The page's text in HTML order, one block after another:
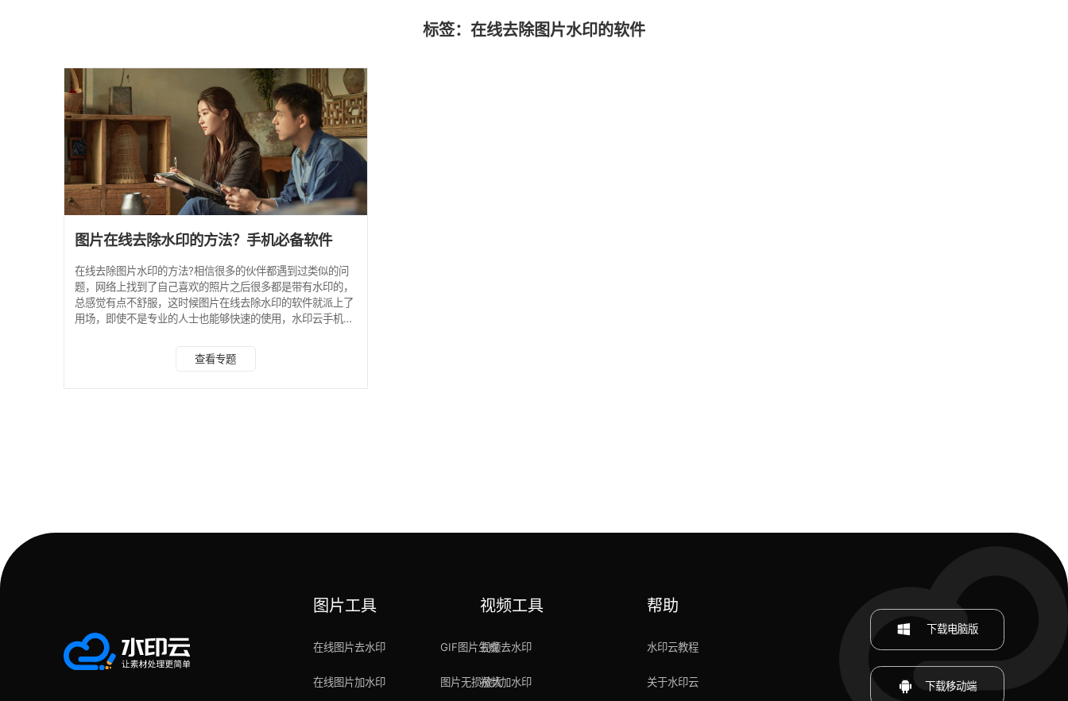
标签：在线去除图片水印的软件
图片在线去除水印的方法？手机必备软件
在线去除图片水印的方法?相信很多的伙伴都遇到过类似的问
题，网络上找到了自己喜欢的照片之后很多都是带有水印的，
总感觉有点不舒服，这时候图片在线去除水印的软件就派上了
用场，即使不是专业的人士也能够快速的使用，水印云手机必
要选择图片，然后点击“去水印”按钮即可。此外，该应用还支
查看专题
图片工具
在线图片去水印
在线图片加水印
GIF图片生成
图片无损放大
视频工具
视频去水印
视频加水印
帮助
水印云教程
关于水印云
下载电脑版
下载移动端